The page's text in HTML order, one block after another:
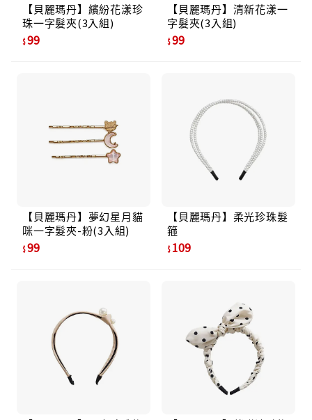
【貝麗瑪丹】繽紛花漾珍
珠一字髮夾(3入組)
99
【貝麗瑪丹】清新花漾一
字髮夾(3入組)
99
【貝麗瑪丹】夢幻星月貓
咪一字髮夾-粉(3入組)
99
【貝麗瑪丹】柔光珍珠髮
箍
109